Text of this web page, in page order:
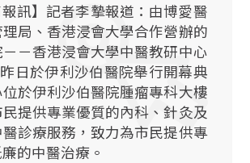
訊】記者李摯報道：由博愛醫
局、香港浸會大學合作營辦的
－－香港浸會大學中醫教研中心
日於伊利沙伯醫院舉行開幕典
於伊利沙伯醫院腫瘤專科大樓
提供專業優質的內科、針灸及
診療服務，致力為市民提供專
的中醫治療。